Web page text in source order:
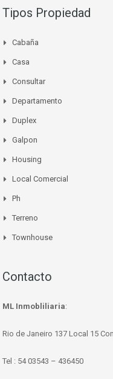
Tipos Propiedad
Cabaña
Casa
Consultar
Departamento
Duplex
Galpon
Housing
Local Comercial
Ph
Terreno
Townhouse
Contacto
ML Inmobliliaria:
Rio de Janeiro 137 Local 15
Tel : 54 03543 – 436450